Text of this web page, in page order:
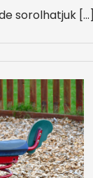
sorolhatjuk […]